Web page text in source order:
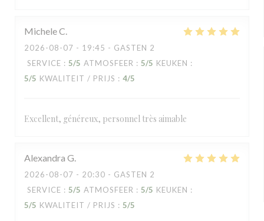
MicheleC
2026-08-07 - 19:45 - GASTEN 2
SERVICE : 5/5 ATMOSFEER : 5/5 KEUKEN :
5/5 KWALITEIT / PRIJS : 4/5
Excellent, généreux, personnel très aimable
Alexandra G
2026-08-07 - 20:30 - GASTEN 2
SERVICE : 5/5 ATMOSFEER : 5/5 KEUKEN :
5/5 KWALITEIT / PRIJS : 5/5